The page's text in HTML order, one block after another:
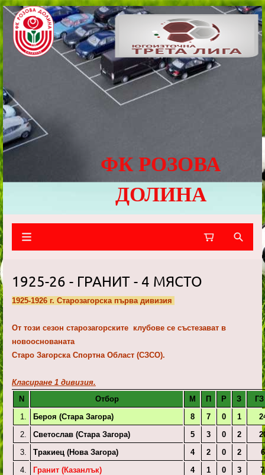
ФК РОЗОВА
ДОЛИНА
1925-26 - ГРАНИТ - 4 МЯСТО
1925-1926 г. Старозагорска първа дивизия
От този сезон старозагорските клубове се състезават в
новооснованата
Старо Загорска Спортна Област (СЗСО).
Класиране 1 дивизия.
N
Отбор М П Р З
1.
Бероя (Стара Загора) 8 7 0 1
2.
Светослав (Стара Загора) 5 3 0 2
3.
Тракиец (Нова Загора) 4 2 0 2
4.
Гранит (Казанлък) 4 1 0 3